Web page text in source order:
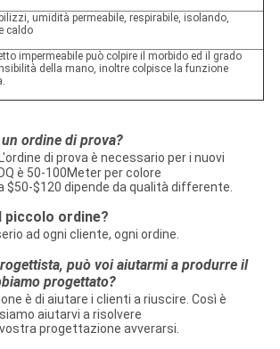
umidità permeabile, respirabile, isolando,
caldo
impermeabile può colpire il morbido ed il grado
della mano, inoltre colpisce la funzione
ordine di prova?
di prova è necessario per i nuovi
è 50-100Meter per colore
$50-$120 dipende da qualità differente.
piccolo ordine?
ad ogni cliente, ogni ordine.
può voi aiutarmi a produrre il
progettato?
è di aiutare i clienti a riuscire. Così è
aiutarvi a risolvere
progettazione avverarsi.